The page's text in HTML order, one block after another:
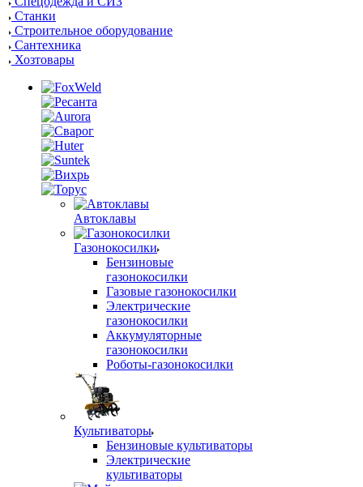
Станки
Строительное оборудование
Сантехника
Хозтовары
Автоклавы
Газонокосилки
Бензиновые
газонокосилки
Газовые газонокосилки
Электрические
газонокосилки
Аккумуляторные
газонокосилки
Роботы-газонокосилки
Культиваторы
Бензиновые культиваторы
Электрические
культиваторы